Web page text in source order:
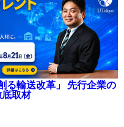
る輸送改革」 先行企業の
取材